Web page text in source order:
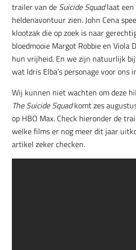
trailer van de Suicide Squadlaat
heldenavontuur zien. John Cena
klootzak die op zoek is naar
bloedmooie Margot Robbie en Viola
hun vrijheid. En we zijn natuurlijk
wat Idris Elba’s personage voor ons
Wij kunnen niet wachten om deze
The Suicide Squadkomt zes
op HBO Max. Check hieronder de
welke films er nog meer dit jaar
artikel zeker checken.